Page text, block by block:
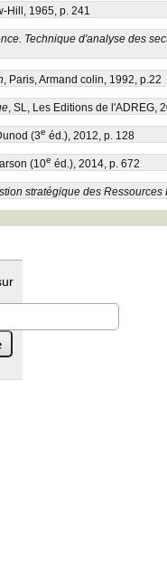
Hill, 1965, p. 241
Technique d'analyse des
, Paris, Armand colin, 1992, p.22
, SL, Les Editions de l'ADREG,
(3e éd.), 2012, p. 128
(10e éd.), 2014, p. 672
stratégique des Ressources